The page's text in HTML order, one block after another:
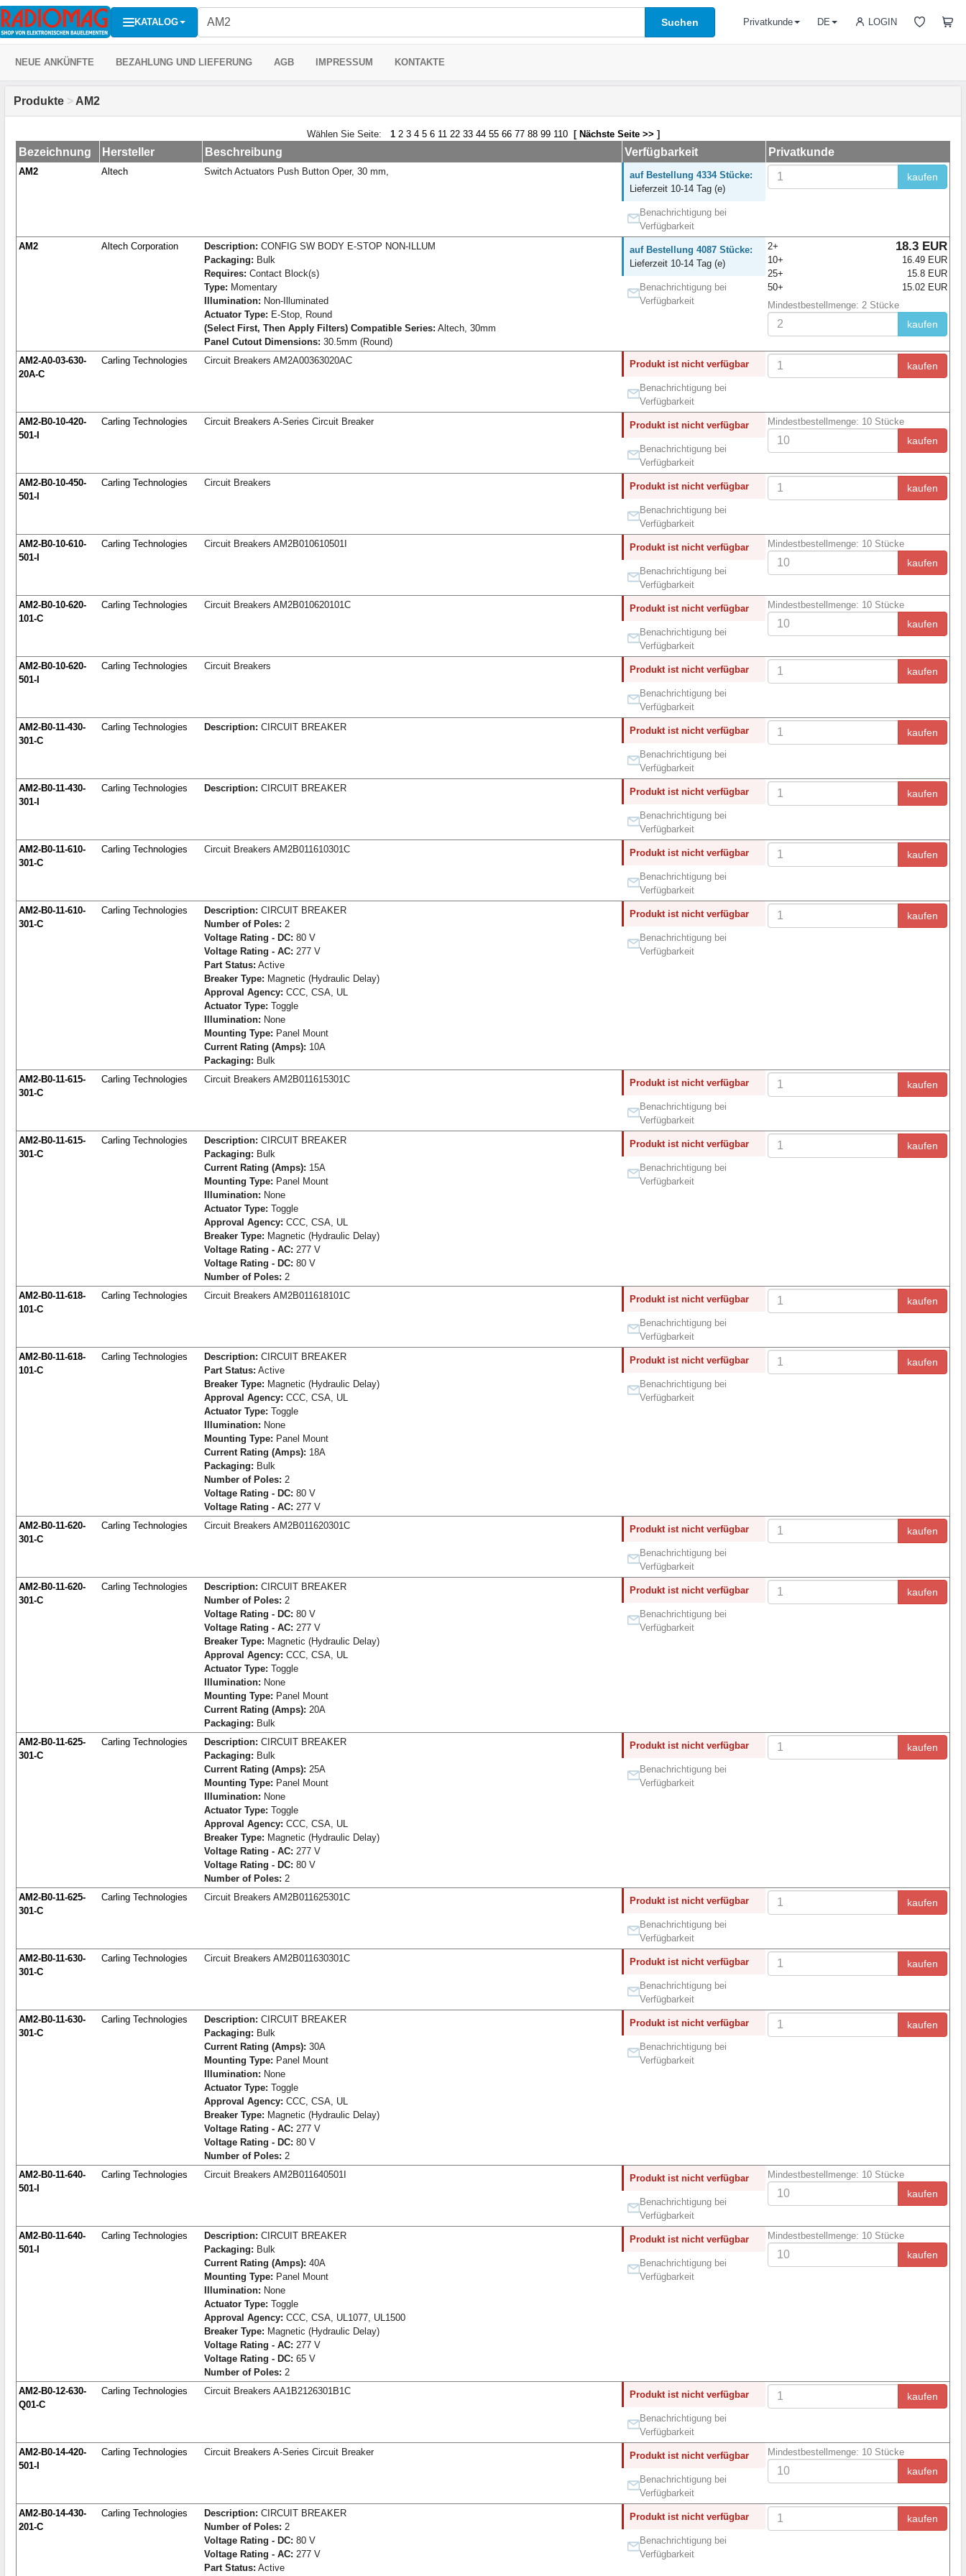
KATALOG Suchen LOGIN
Privatkunde DE
NEUE ANKÜNFTE BEZAHLUNG UND LIEFERUNG AGB IMPRESSUM KONTAKTE
Produkte > AM2
Wählen Sie Seite: 1 2 3 4 5 6 11 22 33 44 55 66 77 88 99 110 [ Nächste Seite >> ]
Bezeichnung Hersteller Beschreibung Verfügbarkeit Privatkunde
AM2 Altech Switch Actuators Push Button Oper, 30 mm,
auf Bestellung 4334 Stücke:
Lieferzeit 10-14 Tag (e)
Benachrichtigung bei
Verfügbarkeit
kaufen
AM2 Altech Corporation Description: CONFIG SW BODY E-STOP NON-ILLUM
Packaging: Bulk
Requires: Contact Block(s)
Type: Momentary
Illumination: Non-Illuminated
Actuator Type: E-Stop, Round
(Select First, Then Apply Filters) Compatible Series: Altech, 30mm
Panel Cutout Dimensions: 30.5mm (Round)
auf Bestellung 4087 Stücke:
Lieferzeit 10-14 Tag (e)
Benachrichtigung bei
Verfügbarkeit
2+ 18.3 EUR
10+
16.49 EUR
25+
15.8 EUR
50+
15.02 EUR
Mindestbestellmenge: 2 Stücke
kaufen
AM2-A0-03-630-
20A-C
Carling Technologies Circuit Breakers AM2A00363020AC Produkt ist nicht verfügbar
Benachrichtigung bei
Verfügbarkeit
kaufen
AM2-B0-10-420-
501-I
Carling Technologies Circuit Breakers A-Series Circuit Breaker Produkt ist nicht verfügbar
Benachrichtigung bei
Verfügbarkeit
Mindestbestellmenge: 10 Stücke
kaufen
AM2-B0-10-450-
501-I
Carling Technologies Circuit Breakers Produkt ist nicht verfügbar
Benachrichtigung bei
Verfügbarkeit
kaufen
AM2-B0-10-610-
501-I
Carling Technologies Circuit Breakers AM2B010610501I Produkt ist nicht verfügbar
Benachrichtigung bei
Verfügbarkeit
Mindestbestellmenge: 10 Stücke
kaufen
AM2-B0-10-620-
101-C
Carling Technologies Circuit Breakers AM2B010620101C Produkt ist nicht verfügbar
Benachrichtigung bei
Verfügbarkeit
Mindestbestellmenge: 10 Stücke
kaufen
AM2-B0-10-620-
501-I
Carling Technologies Circuit Breakers Produkt ist nicht verfügbar
Benachrichtigung bei
Verfügbarkeit
kaufen
AM2-B0-11-430-
301-C
Carling Technologies Description: CIRCUIT BREAKER Produkt ist nicht verfügbar
Benachrichtigung bei
Verfügbarkeit
kaufen
AM2-B0-11-430-
301-I
Carling Technologies Description: CIRCUIT BREAKER Produkt ist nicht verfügbar
Benachrichtigung bei
Verfügbarkeit
kaufen
AM2-B0-11-610-
301-C
Carling Technologies Circuit Breakers AM2B011610301C Produkt ist nicht verfügbar
Benachrichtigung bei
Verfügbarkeit
kaufen
AM2-B0-11-610-
301-C
Carling Technologies Description: CIRCUIT BREAKER
Number of Poles: 2
Voltage Rating - DC: 80 V
Voltage Rating - AC: 277 V
Part Status: Active
Breaker Type: Magnetic (Hydraulic Delay)
Approval Agency: CCC, CSA, UL
Actuator Type: Toggle
Illumination: None
Mounting Type: Panel Mount
Current Rating (Amps): 10A
Packaging: Bulk
Produkt ist nicht verfügbar
Benachrichtigung bei
Verfügbarkeit
kaufen
AM2-B0-11-615-
301-C
Carling Technologies Circuit Breakers AM2B011615301C Produkt ist nicht verfügbar
Benachrichtigung bei
Verfügbarkeit
kaufen
AM2-B0-11-615-
301-C
Carling Technologies Description: CIRCUIT BREAKER
Packaging: Bulk
Current Rating (Amps): 15A
Mounting Type: Panel Mount
Illumination: None
Actuator Type: Toggle
Approval Agency: CCC, CSA, UL
Breaker Type: Magnetic (Hydraulic Delay)
Voltage Rating - AC: 277 V
Voltage Rating - DC: 80 V
Number of Poles: 2
Produkt ist nicht verfügbar
Benachrichtigung bei
Verfügbarkeit
kaufen
AM2-B0-11-618-
101-C
Carling Technologies Circuit Breakers AM2B011618101C Produkt ist nicht verfügbar
Benachrichtigung bei
Verfügbarkeit
kaufen
AM2-B0-11-618-
101-C
Carling Technologies Description: CIRCUIT BREAKER
Part Status: Active
Breaker Type: Magnetic (Hydraulic Delay)
Approval Agency: CCC, CSA, UL
Actuator Type: Toggle
Illumination: None
Mounting Type: Panel Mount
Current Rating (Amps): 18A
Packaging: Bulk
Number of Poles: 2
Voltage Rating - DC: 80 V
Voltage Rating - AC: 277 V
Produkt ist nicht verfügbar
Benachrichtigung bei
Verfügbarkeit
kaufen
AM2-B0-11-620-
301-C
Carling Technologies Circuit Breakers AM2B011620301C Produkt ist nicht verfügbar
Benachrichtigung bei
Verfügbarkeit
kaufen
AM2-B0-11-620-
301-C
Carling Technologies Description: CIRCUIT BREAKER
Number of Poles: 2
Voltage Rating - DC: 80 V
Voltage Rating - AC: 277 V
Breaker Type: Magnetic (Hydraulic Delay)
Approval Agency: CCC, CSA, UL
Actuator Type: Toggle
Illumination: None
Mounting Type: Panel Mount
Current Rating (Amps): 20A
Packaging: Bulk
Produkt ist nicht verfügbar
Benachrichtigung bei
Verfügbarkeit
kaufen
AM2-B0-11-625-
301-C
Carling Technologies Description: CIRCUIT BREAKER
Packaging: Bulk
Current Rating (Amps): 25A
Mounting Type: Panel Mount
Illumination: None
Actuator Type: Toggle
Approval Agency: CCC, CSA, UL
Breaker Type: Magnetic (Hydraulic Delay)
Voltage Rating - AC: 277 V
Voltage Rating - DC: 80 V
Number of Poles: 2
Produkt ist nicht verfügbar
Benachrichtigung bei
Verfügbarkeit
kaufen
AM2-B0-11-625-
301-C
Carling Technologies Circuit Breakers AM2B011625301C Produkt ist nicht verfügbar
Benachrichtigung bei
Verfügbarkeit
kaufen
AM2-B0-11-630-
301-C
Carling Technologies Circuit Breakers AM2B011630301C Produkt ist nicht verfügbar
Benachrichtigung bei
Verfügbarkeit
kaufen
AM2-B0-11-630-
301-C
Carling Technologies Description: CIRCUIT BREAKER
Packaging: Bulk
Current Rating (Amps): 30A
Mounting Type: Panel Mount
Illumination: None
Actuator Type: Toggle
Approval Agency: CCC, CSA, UL
Breaker Type: Magnetic (Hydraulic Delay)
Voltage Rating - AC: 277 V
Voltage Rating - DC: 80 V
Number of Poles: 2
Produkt ist nicht verfügbar
Benachrichtigung bei
Verfügbarkeit
kaufen
AM2-B0-11-640-
501-I
Carling Technologies Circuit Breakers AM2B011640501I Produkt ist nicht verfügbar
Benachrichtigung bei
Verfügbarkeit
Mindestbestellmenge: 10 Stücke
kaufen
AM2-B0-11-640-
501-I
Carling Technologies Description: CIRCUIT BREAKER
Packaging: Bulk
Current Rating (Amps): 40A
Mounting Type: Panel Mount
Illumination: None
Actuator Type: Toggle
Approval Agency: CCC, CSA, UL1077, UL1500
Breaker Type: Magnetic (Hydraulic Delay)
Voltage Rating - AC: 277 V
Voltage Rating - DC: 65 V
Number of Poles: 2
Produkt ist nicht verfügbar
Benachrichtigung bei
Verfügbarkeit
Mindestbestellmenge: 10 Stücke
kaufen
AM2-B0-12-630-
Q01-C
Carling Technologies Circuit Breakers AA1B2126301B1C Produkt ist nicht verfügbar
Benachrichtigung bei
Verfügbarkeit
kaufen
AM2-B0-14-420-
501-I
Carling Technologies Circuit Breakers A-Series Circuit Breaker Produkt ist nicht verfügbar
Benachrichtigung bei
Verfügbarkeit
Mindestbestellmenge: 10 Stücke
kaufen
AM2-B0-14-430-
201-C
Carling Technologies Description: CIRCUIT BREAKER
Number of Poles: 2
Voltage Rating - DC: 80 V
Voltage Rating - AC: 277 V
Part Status: Active
Produkt ist nicht verfügbar
Benachrichtigung bei
Verfügbarkeit
kaufen